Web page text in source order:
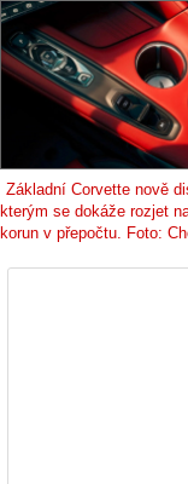
Základní Corvette nově
kterým se dokáže rozjet
korun v přepočtu. Foto: